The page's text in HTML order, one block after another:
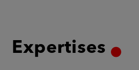
Expertises